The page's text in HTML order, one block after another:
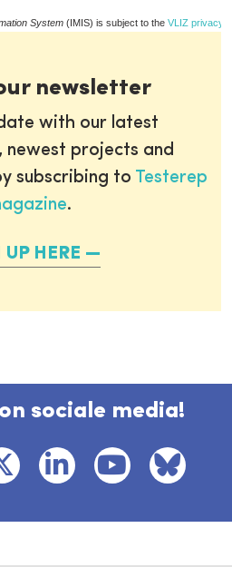
System (IMIS) is subject to the VLIZ privacy
newsletter
with our latest
newest projects and
subscribing to Testerep
.
UP HERE
sociale media!